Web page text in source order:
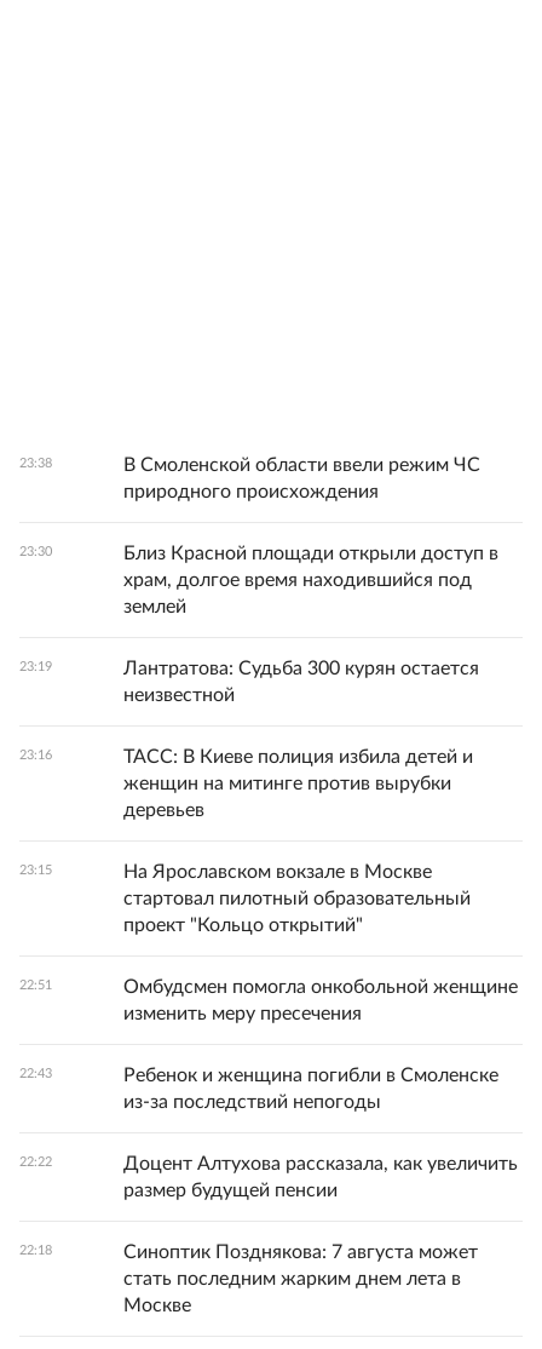
23:38
В Смоленской области ввели режим ЧС
природного происхождения
23:30
Близ Красной площади открыли доступ в
храм, долгое время находившийся под
землей
23:19
Лантратова: Судьба 300 курян остается
неизвестной
23:16
ТАСС: В Киеве полиция избила детей и
женщин на митинге против вырубки
деревьев
23:15
На Ярославском вокзале в Москве
стартовал пилотный образовательный
проект "Кольцо открытий"
22:51
Омбудсмен помогла онкобольной женщине
изменить меру пресечения
22:43
Ребенок и женщина погибли в Смоленске
из-за последствий непогоды
22:22
Доцент Алтухова рассказала, как увеличить
размер будущей пенсии
22:18
Синоптик Позднякова: 7 августа может
стать последним жарким днем лета в
Москве